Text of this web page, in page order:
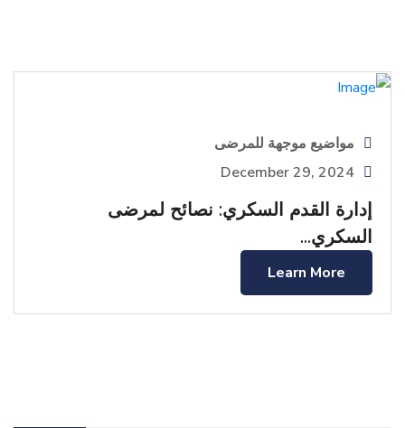
مواضيع موجهة للمرضى
December 29, 2024
إدارة القدم السكري: نصائح لمرضى
السكري...
Learn More